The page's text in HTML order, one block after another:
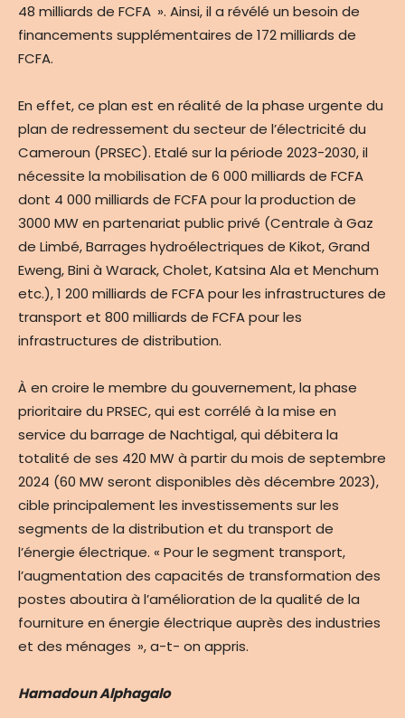
48 milliards de FCFA ». Ainsi, il a révélé un besoin de
financements supplémentaires de 172 milliards de
FCFA.
En effet, ce plan est en réalité de la phase urgente du
plan de redressement du secteur de l’électricité du
Cameroun (PRSEC). Etalé sur la période 2023-2030, il
nécessite la mobilisation de 6 000 milliards de FCFA
dont 4 000 milliards de FCFA pour la production de
3000 MW en partenariat public privé (Centrale à Gaz
de Limbé, Barrages hydroélectriques de Kikot, Grand
Eweng, Bini à Warack, Cholet, Katsina Ala et Menchum
etc.), 1 200 milliards de FCFA pour les infrastructures de
transport et 800 milliards de FCFA pour les
infrastructures de distribution.
À en croire le membre du gouvernement, la phase
prioritaire du PRSEC, qui est corrélé à la mise en
service du barrage de Nachtigal, qui débitera la
totalité de ses 420 MW à partir du mois de septembre
2024 (60 MW seront disponibles dès décembre 2023),
cible principalement les investissements sur les
segments de la distribution et du transport de
l’énergie électrique. « Pour le segment transport,
l’augmentation des capacités de transformation des
postes aboutira à l’amélioration de la qualité de la
fourniture en énergie électrique auprès des industries
et des ménages », a-t- on appris.
Hamadoun Alphagalo